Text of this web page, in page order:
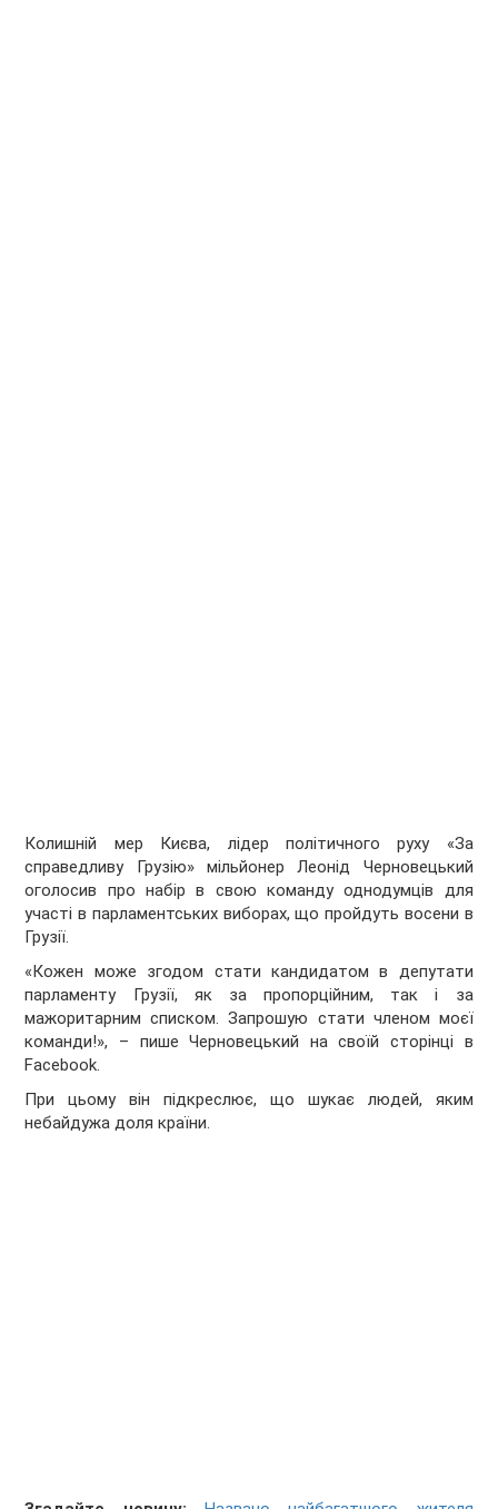
Колишній мер Києва, лідер політичного руху «За
справедливу Грузію» мільйонер Леонід Черновецький
оголосив про набір в свою команду однодумців для
участі в парламентських виборах, що пройдуть восени в
Грузії.
«Кожен може згодом стати кандидатом в депутати
парламенту Грузії, як за пропорційним, так і за
мажоритарним списком. Запрошую стати членом моєї
команди!», – пише Черновецький на своїй сторінці в
Facebook.
При цьому він підкреслює, що шукає людей, яким
небайдужа доля країни.